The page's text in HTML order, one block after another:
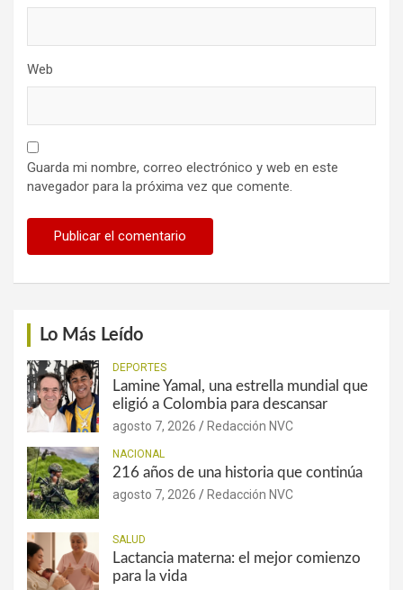
Web
Guarda mi nombre, correo electrónico y web en este
navegador para la próxima vez que comente.
Lo Más Leído
DEPORTES
Lamine Yamal, una estrella mundial que
eligió a Colombia para descansar
agosto 7, 2026 Redacción NVC
NACIONAL
216 años de una historia que continúa
agosto 7, 2026 Redacción NVC
SALUD
Lactancia materna: el mejor comienzo
para la vida